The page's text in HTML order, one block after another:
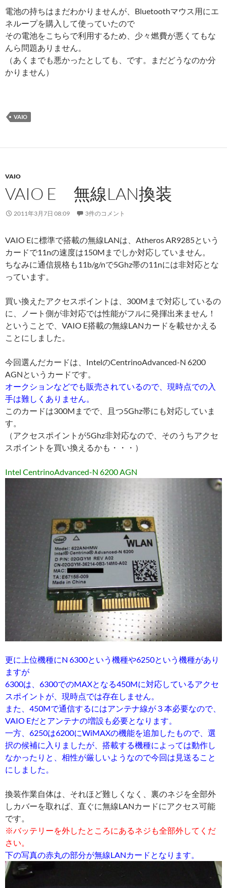
電池の持ちはまだわかりませんが、Bluetoothマウス用にエ
ネループを購入して使っていたので
その電池をこちらで利用するため、少々燃費が悪くてもな
んら問題ありません。
（あくまでも悪かったとしても、です。まだどうなのか分
かりません）
VAIO
VAIO
VAIO E 無線LAN換装
2011年3月7日 08:09 3件のコメント
VAIO Eに標準で搭載の無線LANは、Atheros AR9285という
カードで11nの速度は150Mまでしか対応していません。
ちなみに通信規格も11b/g/nで5Ghz帯の11nには非対応とな
っています。
買い換えたアクセスポイントは、300Mまで対応しているの
に、ノート側が非対応では性能がフルに発揮出来ません！
ということで、VAIO E搭載の無線LANカードを載せかえる
ことにしました。
今回選んだカードは、IntelのCentrinoAdvanced-N 6200
AGNというカードです。
オークションなどでも販売されているので、現時点での入
手は難しくありません。
このカードは300Mまでで、且つ5Ghz帯にも対応していま
す。
（アクセスポイントが5Ghz非対応なので、そのうちアクセ
スポイントを買い換えるかも・・・）
Intel CentrinoAdvanced-N 6200 AGN
更に上位機種にN 6300という機種や6250という機種があり
ますが
6300は、6300でのMAXとなる450Mに対応しているアクセ
スポイントが、現時点では存在しません。
また、450Mで通信するにはアンテナ線が３本必要なので、
VAIO Eだとアンテナの増設も必要となります。
一方、6250は6200にWiMAXの機能を追加したもので、選
択の候補に入りましたが、搭載する機種によっては動作し
なかったりと、相性が厳しいようなので今回は見送ること
にしました。
換装作業自体は、それほど難しくなく、裏のネジを全部外
しカバーを取れば、直ぐに無線LANカードにアクセス可能
です。
※バッテリーを外したところにあるネジも全部外してくだ
さい。
下の写真の赤丸の部分が無線LANカードとなります。